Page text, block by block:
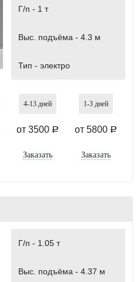
Г/п - 1 т
Выс. подъёма - 4.3 м
Тип - электро
4-13 дней
от 3500 a
Заказать
1-3 дней
от 5800 a
Заказать
Г/п - 1.05 т
Выс. подъёма - 4.37 м